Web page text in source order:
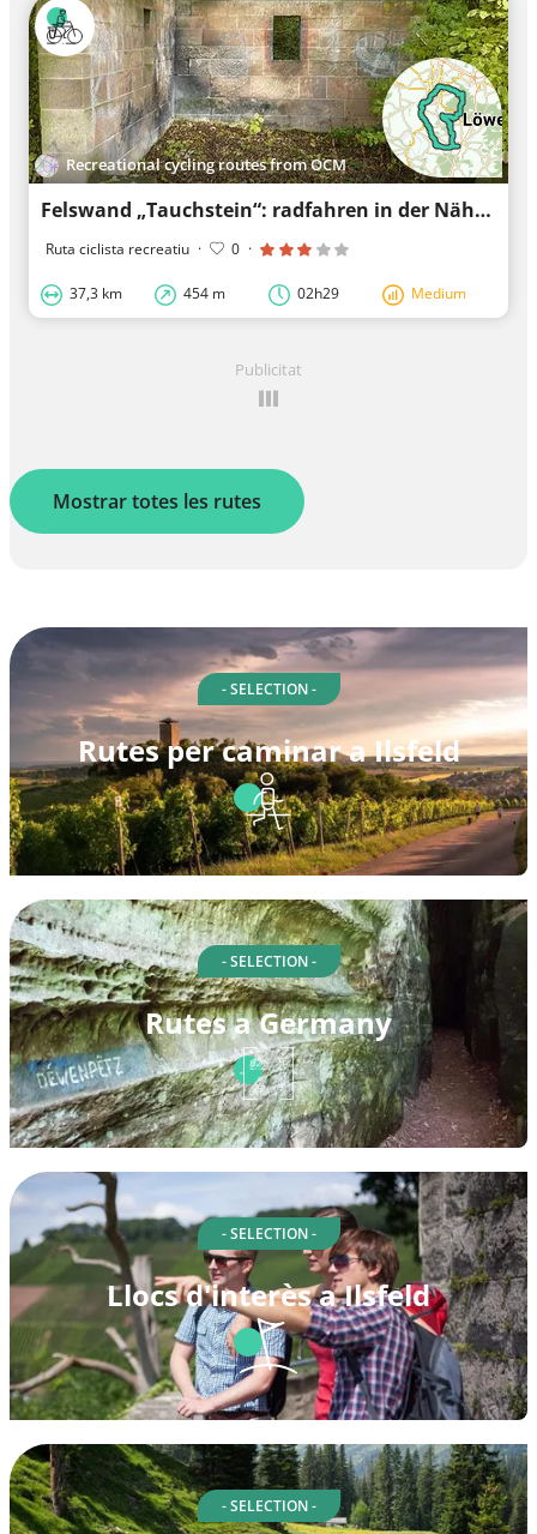
Recreational cycling routes from OCM
Felswand „Tauchstein“: radfahren in der Nähe eines Walds
Ruta ciclista recreatiu · 0 ·
37,3 km 454 m 02h29 Medium
Publicitat
Mostrar totes les rutes
- SELECTION -
Rutes per caminar a Ilsfeld
- SELECTION -
Rutes a Germany
- SELECTION -
Llocs d'interès a Ilsfeld
- SELECTION -